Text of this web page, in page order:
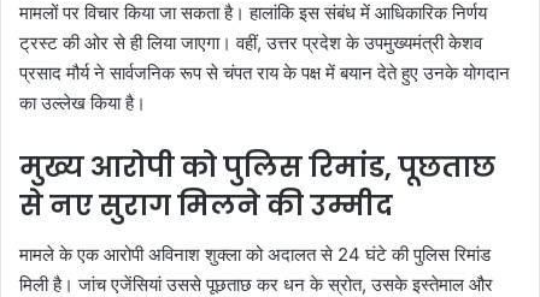
मामलों पर विचार किया जा सकता है। हालांकि इस संबंध में आधिकारिक निर्णय
ट्रस्ट की ओर से ही लिया जाएगा। वहीं, उत्तर प्रदेश के उपमुख्यमंत्री केशव
प्रसाद मौर्य ने सार्वजनिक रूप से चंपत राय के पक्ष में बयान देते हुए उनके योगदान
का उल्लेख किया है।
मुख्य आरोपी को पुलिस रिमांड, पूछताछ
से नए सुराग मिलने की उम्मीद
मामले के एक आरोपी अविनाश शुक्ला को अदालत से 24 घंटे की पुलिस रिमांड
मिली है। जांच एजेंसियां उससे पूछताछ कर धन के स्रोत, उसके इस्तेमाल और